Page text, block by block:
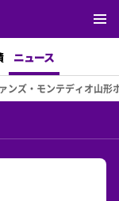
ニュース
ンズ・モンテディオ山